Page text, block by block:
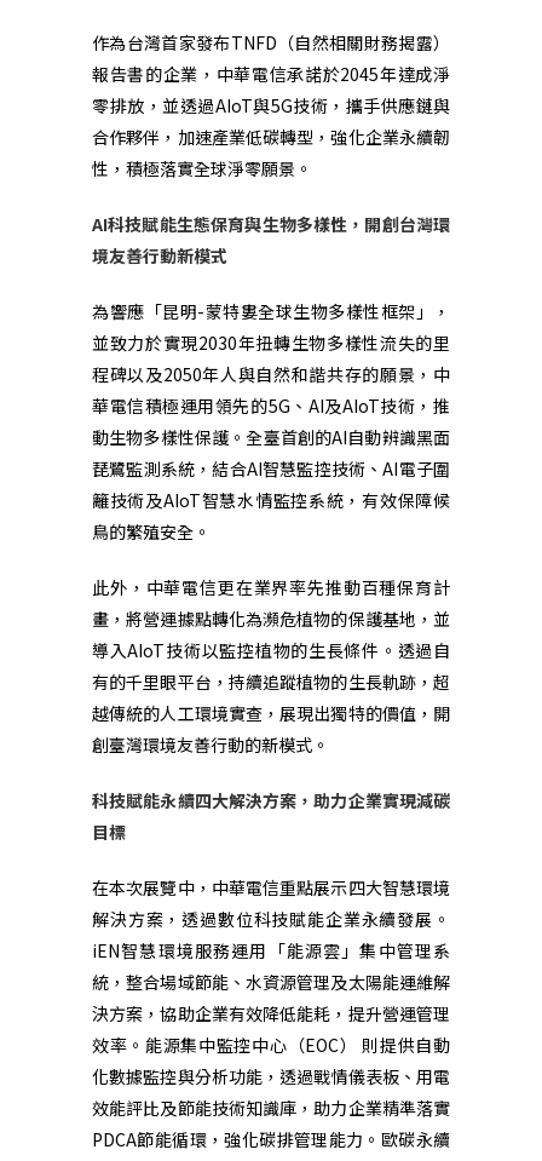
作為台灣首家發布TNFD （自然相關財務揭露）
報告書的企業，中華電信承諾於2045年達成淨
零排放，並透過AIoT與5G技術，攜手供應鏈與
合作夥伴，加速產業低碳轉型，強化企業永續韌
性，積極落實全球淨零願景。
AI科技賦能生態保育與生物多樣性，開創台灣環
境友善行動新模式
為響應「昆明-蒙特婁全球生物多樣性框架」，
並致力於實現2030年扭轉生物多樣性流失的里
程碑以及2050年人與自然和諧共存的願景，中
華電信積極運用領先的5G 、 AI及AIoT技術，推
動生物多樣性保護。全臺首創的AI自動辨識黑面
琵鷺監測系統，結合AI智慧監控技術、AI電子圍
籬技術及AIoT智慧水情監控系統，有效保障候
鳥的繁殖安全。
此外，中華電信更在業界率先推動百種保育計
畫，將營運據點轉化為瀕危植物的保護基地，並
導入AIoT技術以監控植物的生長條件。透過自
有的千里眼平台，持續追蹤植物的生長軌跡，超
越傳統的人工環境實查，展現出獨特的價值，開
創臺灣環境友善行動的新模式。
科技賦能永續四大解決方案，助力企業實現減碳
目標
在本次展覽中，中華電信重點展示四大智慧環境
解決方案，透過數位科技賦能企業永續發展。
iEN智慧環境服務運用「能源雲」集中管理系
統，整合場域節能、水資源管理及太陽能運維解
決方案，協助企業有效降低能耗，提升營運管理
效率。能源集中監控中心（EOC）
則提供自動
化數據監控與分析功能，透過戰情儀表板、用電
效能評比及節能技術知識庫，助力企業精準落實
PDCA節能循環，強化碳排管理能力。歐碳永續